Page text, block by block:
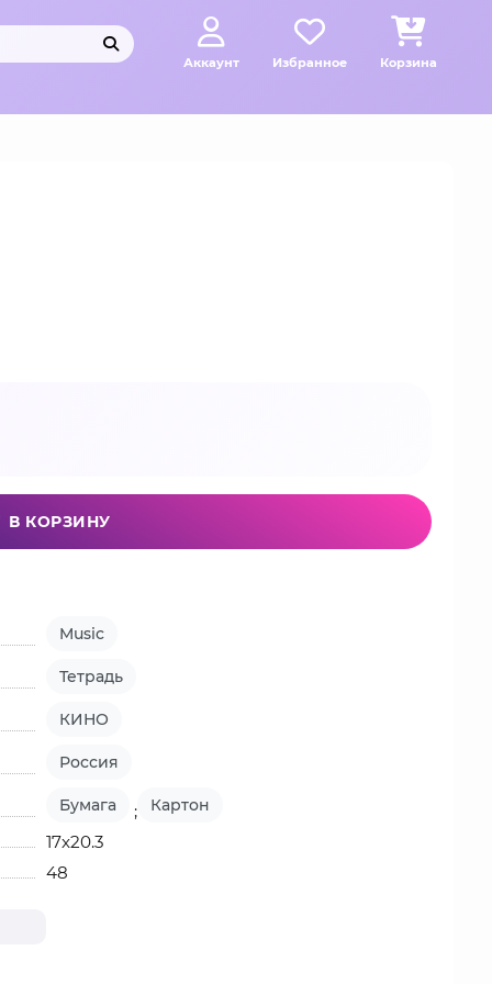
Аккаунт Избранное Корзина
В КОРЗИНУ
Music
Тетрадь
КИНО
Россия
Бумага ; Картон
17х20.3
48